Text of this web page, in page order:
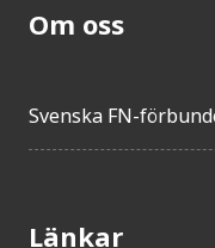
Om oss
Svenska FN-
Länkar